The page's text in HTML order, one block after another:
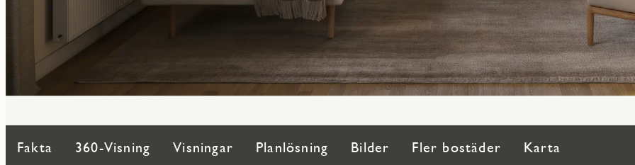
Fakta 360-Visning Visningar Planlösning Bilder Fler bostäder Karta